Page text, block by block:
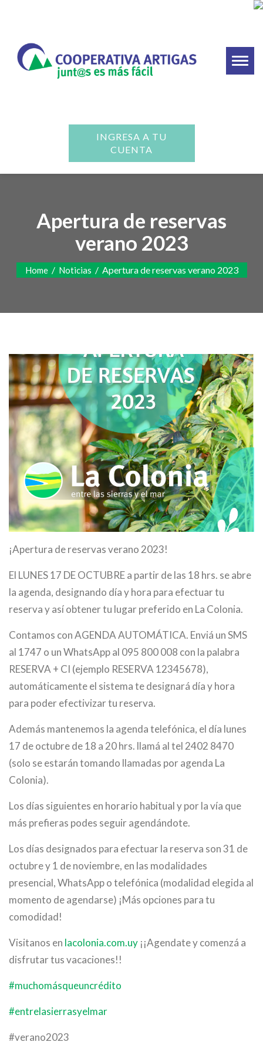
INGRESA A TU
CUENTA
Apertura de reservas
verano 2023
Home / Noticias / Apertura de reservas verano 2023
¡Apertura de reservas verano 2023!
El LUNES 17 DE OCTUBRE a partir de las 18 hrs. se abre
la agenda, designando día y hora para efectuar tu
reserva y así obtener tu lugar preferido en La Colonia.
Contamos con AGENDA AUTOMÁTICA. Enviá un SMS
al 1747 o un WhatsApp al 095 800 008 con la palabra
RESERVA + CI (ejemplo RESERVA 12345678),
automáticamente el sistema te designará día y hora
para poder efectivizar tu reserva.
Además mantenemos la agenda telefónica, el día lunes
17 de octubre de 18 a 20 hrs. llamá al tel 2402 8470
(solo se estarán tomando llamadas por agenda La
Colonia).
Los días siguientes en horario habitual y por la vía que
más prefieras podes seguir agendándote.
Los días designados para efectuar la reserva son 31 de
octubre y 1 de noviembre, en las modalidades
presencial, WhatsApp o telefónica (modalidad elegida al
momento de agendarse) ¡Más opciones para tu
comodidad!
Visitanos en lacolonia.com.uy ¡¡Agendate y comenzá a
disfrutar tus vacaciones!!
#muchomásqueuncrédito
#entrelasierrasyelmar
#verano2023